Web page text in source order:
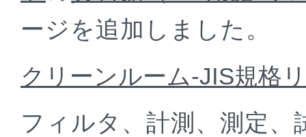
ージを追加しました。
クリーンルーム-JIS規格
フィルタ、計測、測定、